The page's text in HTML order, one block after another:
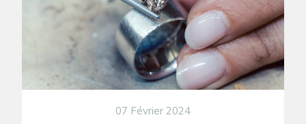
07 Février 2024